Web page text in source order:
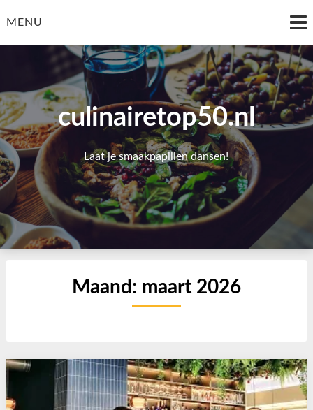
toMENU
culinairetop50.nl
Laat je smaakpapillen dansen!
Maand: maart 2026